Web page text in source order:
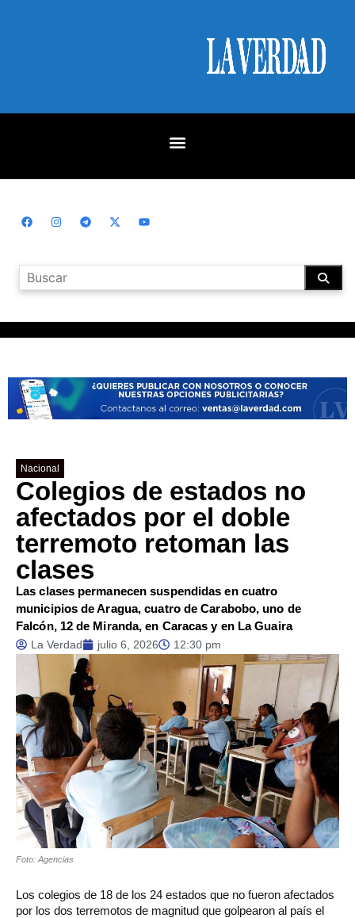
Nacional
Colegios de estados no
afectados por el doble
terremoto retoman las
clases
Las clases permanecen suspendidas en cuatro
municipios de Aragua, cuatro de Carabobo, uno de
Falcón, 12 de Miranda, en Caracas y en La Guaira
La Verdad julio 6, 2026 12:30 pm
Foto: Agencias
Los colegios de 18 de los 24 estados que no fueron afectados
por los dos terremotos de magnitud que golpearon al país el